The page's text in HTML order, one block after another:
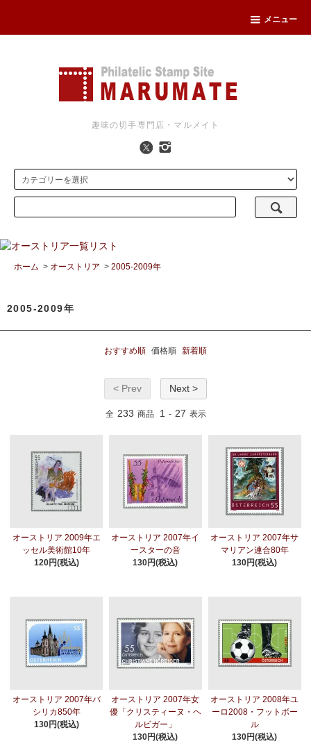
メニュー
趣味の切手専門店・マルメイト
ホーム > オーストリア > 2005-2009年
2005-2009年
おすすめ順 価格順 新着順
< Prev Next >
全 233 商品 1 - 27 表示
オーストリア 2009年エ
ッセル美術館10年
120円(税込)
オーストリア 2007年イ
ースターの音
130円(税込)
オーストリア 2007年サ
マリアン連合80年
130円(税込)
オーストリア 2007年バ
シリカ850年
130円(税込)
オーストリア 2007年女
優「クリスティーヌ・ヘ
ルビガー」
130円(税込)
オーストリア 2008年ユ
ーロ2008・フットボー
ル
130円(税込)